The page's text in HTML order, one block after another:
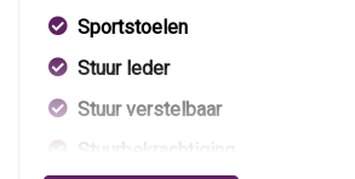
Sportstoelen
Stuur leder
Stuur verstelbaar
Stuurbekrachtiging